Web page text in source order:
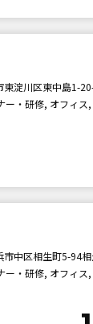
東淀川区東中島1-
・研修, オフィス
市中区相生町5-94
・研修, オフィス